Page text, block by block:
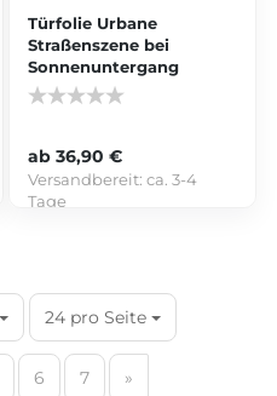
Türfolie Urbane
Straßenszene bei
Sonnenuntergang
ab 36,90 €
Versandbereit:ca. 3-4
Tage
24 pro Seite
6 7 »